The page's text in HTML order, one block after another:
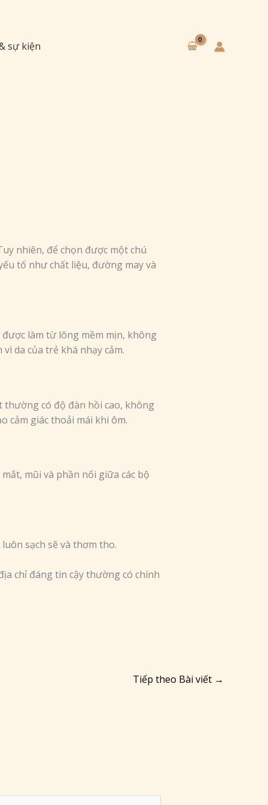
sự kiện
nhiên, để chọn được một chú
tố như chất liệu, đường may và
làm từ lông mềm mịn, không
da của trẻ khá nhạy cảm.
có độ đàn hồi cao, không
cảm giác thoải mái khi ôm.
mũi và phần nối giữa các bộ
sạch sẽ và thơm tho.
chỉ đáng tin cậy thường có chính
Tiếp theo Bài viết →